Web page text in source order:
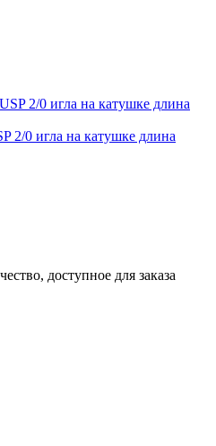
2/0 игла на катушке длина
доступное для заказа